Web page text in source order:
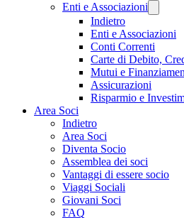
Enti e Associazioni
Indietro
Enti e Associazioni
Conti Correnti
Carte di Debito,
Mutui e
Assicurazioni
Risparmio e
Area Soci
Indietro
Area Soci
Diventa Socio
Assemblea dei soci
Vantaggi di essere socio
Viaggi Sociali
Giovani Soci
FAQ